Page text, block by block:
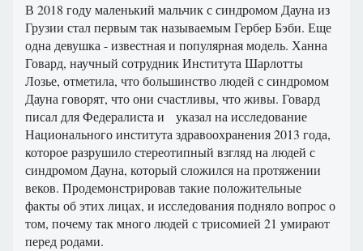
В 2018 году маленький мальчик с синдромом Дауна из
Грузии стал первым так называемым Гербер Бэби. Еще
одна девушка - известная и популярная модель. Ханна
Говард, научный сотрудник Института Шарлотты
Лозье, отметила, что большинство людей с синдромом
Дауна говорят, что они счастливы, что живы. Говард
писал для Федералиста и указал на исследование
Национального института здравоохранения 2013 года,
которое разрушило стереотипный взгляд на людей с
синдромом Дауна, который сложился на протяжении
веков. Продемонстрировав такие положительные
факты об этих лицах, и исследования подняло вопрос о
том, почему так много людей с трисомией 21 умирают
перед родами.